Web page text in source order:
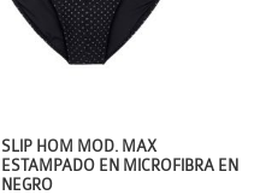
SLIP HOM MOD. MAX
ESTAMPADO EN MICROFIBRA EN
NEGRO